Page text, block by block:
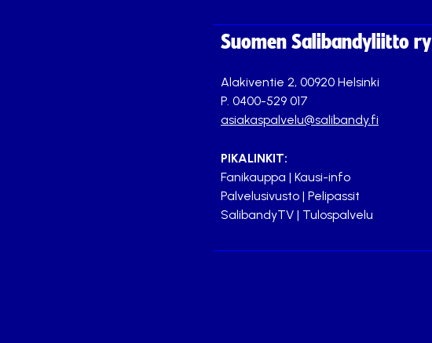
Suomen Salibandyliitto ry
Alakiventie 2, 00920 Helsinki
P. 0400-529 017
asiakaspalvelu@salibandy.fi
PIKALINKIT:
Fanikauppa | Kausi-info
Palvelusivusto | Pelipassit
SalibandyTV | Tulospalvelu